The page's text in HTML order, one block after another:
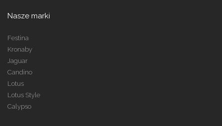
Nasze marki
Festina
Kronaby
Jaguar
Candino
Lotus
Lotus Style
Calypso